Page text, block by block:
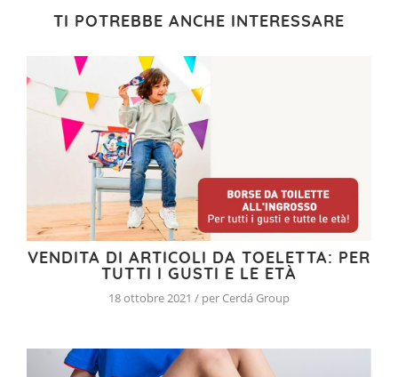
TI POTREBBE ANCHE INTERESSARE
VENDITA DI ARTICOLI DA TOELETTA: PER
TUTTI I GUSTI E LE ETÀ
18 ottobre 2021 / per Cerdá Group